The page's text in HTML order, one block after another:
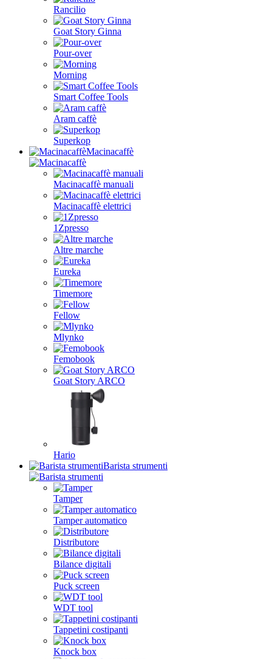
Rancilio
Goat Story Ginna
Pour-over
Morning
Smart Coffee Tools
Aram caffè
Superkop
Macinacaffè
Macinacaffè manuali
Macinacaffè elettrici
1Zpresso
Altre marche
Eureka
Timemore
Fellow
Mlynko
Femobook
Goat Story ARCO
Hario
Barista strumenti
Tamper
Tamper automatico
Distributore
Bilance digitali
Puck screen
WDT tool
Tappetini costipanti
Knock box